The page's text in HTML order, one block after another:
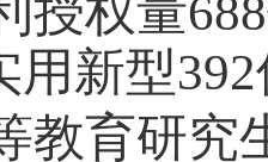
授权量688
用新型392
教育研究